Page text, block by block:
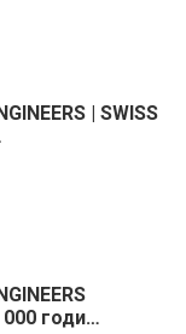
| SWISS
годи…